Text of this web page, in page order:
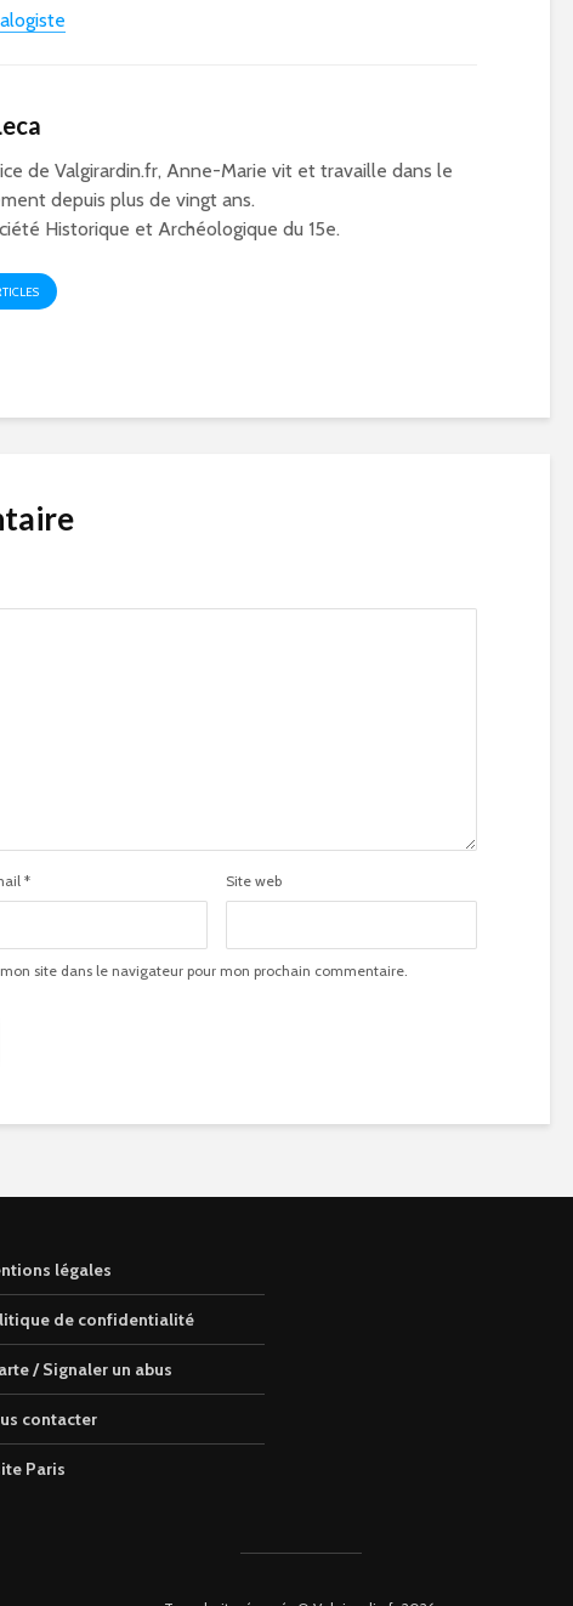
de Valgirardin.fr, Anne-Marie vit et travaille dans le
depuis plus de vingt ans.
Historique et Archéologique du 15e.
* Site web
site dans le navigateur pour mon prochain commentaire.
légales
de confidentialité
/ Signaler un abus
contacter
Paris